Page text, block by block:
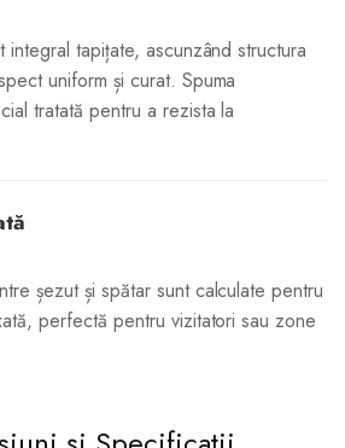
integral tapițate, ascunzând structura
uniform și curat. Spuma
tratată pentru a rezista la
șezut și spătar sunt calculate pentru
perfectă pentru vizitatori sau zone